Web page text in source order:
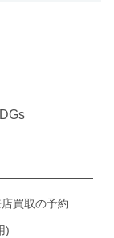
買取の予約
)